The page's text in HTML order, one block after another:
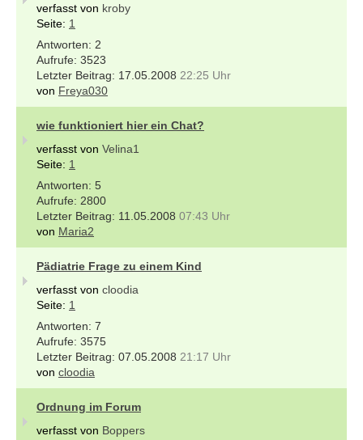
verfasst von kroby
Seite: 1
2
3523
17.05.2008 22:25 Uhr
von Freya030
wie funktioniert hier ein Chat?
verfasst von Velina1
Seite: 1
5
2800
11.05.2008 07:43 Uhr
von Maria2
Pädiatrie Frage zu einem Kind
verfasst von cloodia
Seite: 1
7
3575
07.05.2008 21:17 Uhr
von cloodia
Ordnung im Forum
verfasst von Boppers